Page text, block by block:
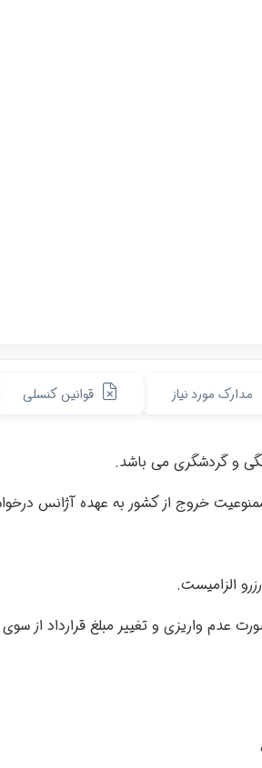
مدارک مورد نیاز قوانین کنسلی
و گردشگری می باشد.
(حداقل 7 ماه اعتبار) و هرگونه ممنوعیت خروج از
عدم واریزی و تغییر مبلغ قرارداد از